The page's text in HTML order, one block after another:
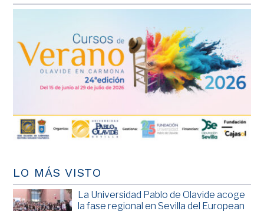
LO MÁS VISTO
La Universidad Pablo de Olavide acoge
la fase regional en Sevilla del European